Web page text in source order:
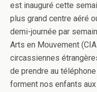
est inauguré cette
plus grand centre aéré
demi-journée par
Arts en Mouvement
circassiennes
de prendre au
forment nos enfants